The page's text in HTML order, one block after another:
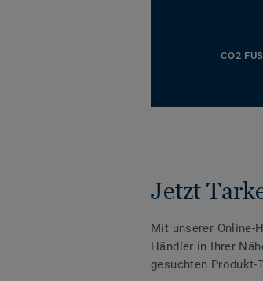
CO2
Jetzt
Mit unserer Online-
Händler in Ihrer
gesuchten Produkt-